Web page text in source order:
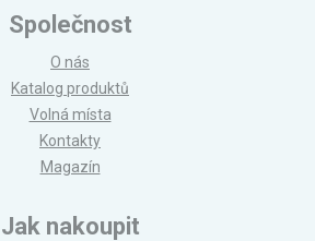
Společnost
O nás
Katalog produktů
Volná místa
Kontakty
Magazín
Jak nakoupit